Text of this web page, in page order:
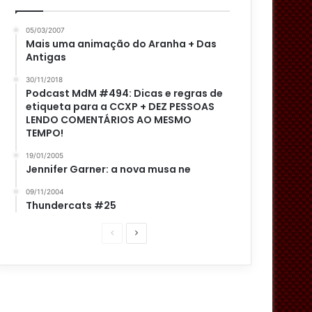
05/03/2007
Mais uma animação do Aranha + Das
Antigas
30/11/2018
Podcast MdM #494: Dicas e regras de
etiqueta para a CCXP + DEZ PESSOAS
LENDO COMENTÁRIOS AO MESMO
TEMPO!
19/01/2005
Jennifer Garner: a nova musa ne
09/11/2004
Thundercats #25